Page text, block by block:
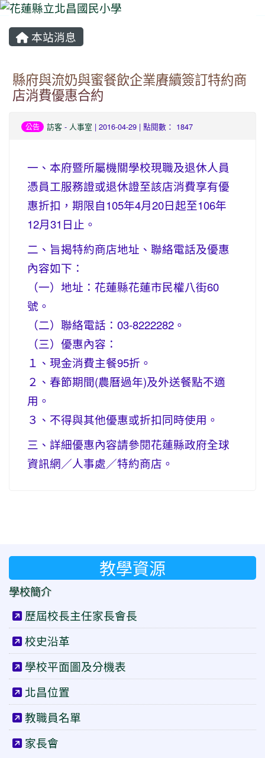
本站消息
縣府與流奶與蜜餐飲企業賡續簽訂特約商
店消費優惠合約
公告 訪客 - 人事室 | 2016-04-29 | 點閱數： 1847
一、本府暨所屬機關學校現職及退休人員
憑員工服務證或退休證至該店消費享有優
惠折扣，期限自105年4月20日起至106年
12月31日止。
二、旨揭特約商店地址、聯絡電話及優惠
內容如下：
（一）地址：花蓮縣花蓮市民權八街60
號。
（二）聯絡電話：03-8222282。
（三）優惠內容：
１、現金消費主餐95折。
２、春節期間(農曆過年)及外送餐點不適
用。
３、不得與其他優惠或折扣同時使用。
三、詳細優惠內容請參閱花蓮縣政府全球
資訊網／人事處／特約商店。
教學資源
學校簡介
歷屆校長主任家長會長
校史沿革
學校平面圖及分機表
北昌位置
教職員名單
家長會